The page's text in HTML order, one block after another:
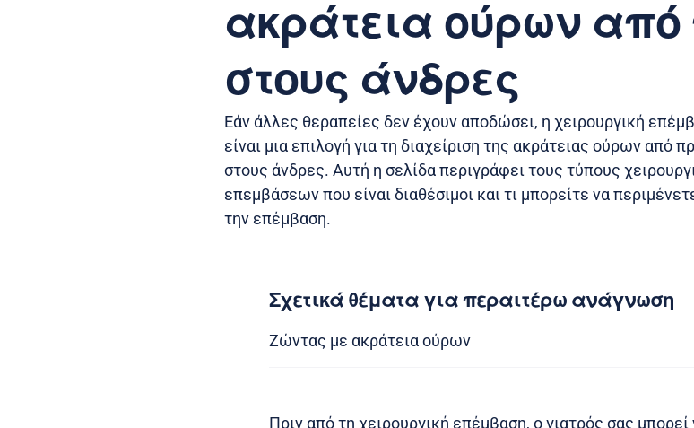
ακράτεια ούρων
στους άνδρες
Εάν άλλες θεραπείες δεν έχουν αποδώσει, η χειρουργική
είναι μια επιλογή για τη διαχείριση της ακράτειας ούρων από
στους άνδρες. Αυτή η σελίδα περιγράφει τους τύπους
επεμβάσεων που είναι διαθέσιμοι και τι μπορείτε να
την επέμβαση.
Σχετικά θέματα για περαιτέρω ανάγνωση
Ζώντας με ακράτεια ούρων
Πριν από τη χειρουργική επέμβαση, ο γιατρός σας